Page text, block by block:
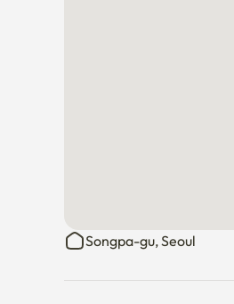
❤️预约后,入住当天上午通
❤️绝对禁止（请务必确认
Songpa-gu, Seoul